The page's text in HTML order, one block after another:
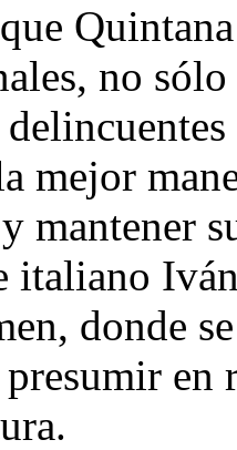
no
mejor
mantener
italiano
donde
en